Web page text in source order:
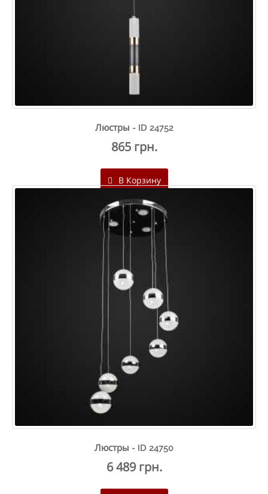
Люстры - ID 24752
865 грн.
В Корзину
Люстры - ID 24750
6 489 грн.